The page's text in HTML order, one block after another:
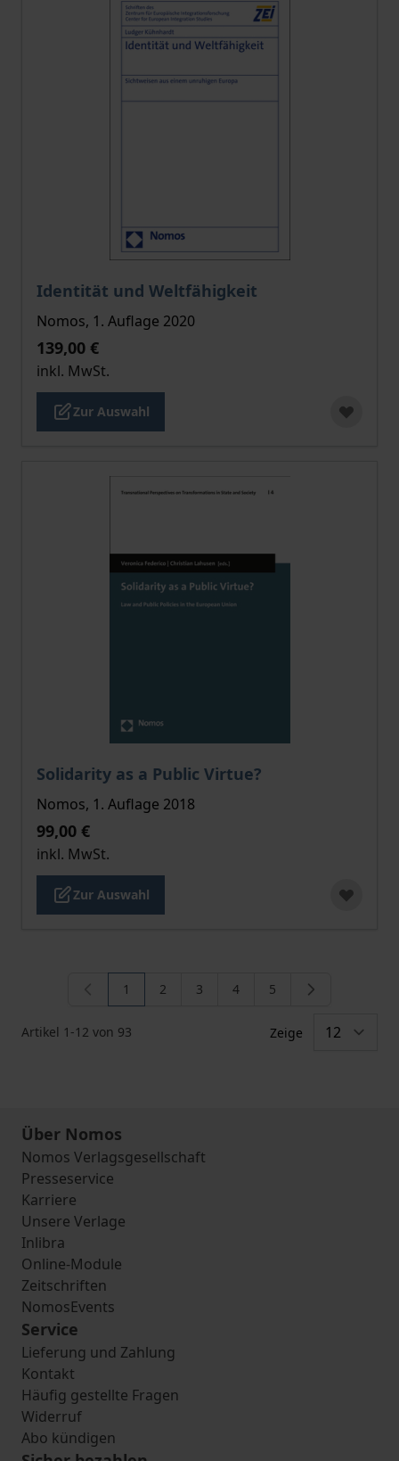
Identität und Weltfähigkeit
Der Preis dieses Titels richtet sich nach der
Nomos, 1. Auflage 2020
139,00 €
inkl. MwSt.
Zur Auswahl
Solidarity as a Public Virtue?
Der Preis dieses Titels richtet sich nach der
Nomos, 1. Auflage 2018
99,00 €
inkl. MwSt.
Zur Auswahl
Artikel 1 -12 von 93
Sie lesen gerade die Seite
1 Seite
2 Seite
3 Seite
4 Seite
5
Zeige
Über Nomos
Nomos Verlagsgesellschaft
Presseservice
Karriere
Unsere Verlage
Inlibra
Online-Module
Zeitschriften
NomosEvents
Service
Lieferung und Zahlung
Kontakt
Häufig gestellte Fragen
Widerruf
Abo kündigen